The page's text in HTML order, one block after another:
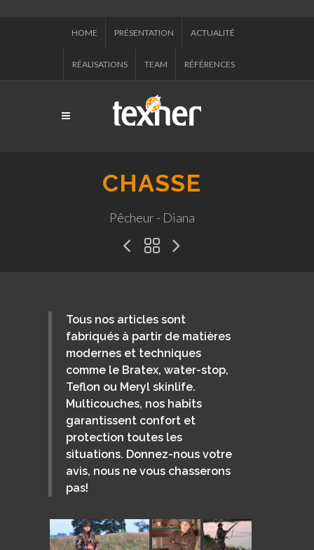
HOME PRÉSENTATION ACTUALITÉ
RÉALISATIONS TEAM RÉFÉRENCES
CHASSE
Pêcheur - Diana
Tous nos articles sont
fabriqués à partir de matières
modernes et techniques
comme le Bratex, water-stop,
Teflon ou Meryl skinlife.
Multicouches, nos habits
garantissent confort et
protection toutes les
situations. Donnez-nous votre
avis, nous ne vous chasserons
pas!